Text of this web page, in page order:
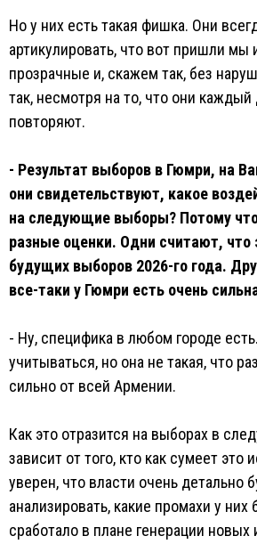
Но у них есть такая фишка. Они
артикулировать, что вот пришли
прозрачные и, скажем так, без
так, несмотря на то, что они каждый
повторяют.
- Результат выборов в Гюмри, на
они свидетельствуют, какое
на следующие выборы? Потому
разные оценки. Одни считают, что
будущих выборов 2026-го года.
все-таки у Гюмри есть очень
- Ну, специфика в любом городе
учитываться, но она не такая, что
сильно от всей Армении.
Как это отразится на выборах в
зависит от того, кто как сумеет это
уверен, что власти очень детально
анализировать, какие промахи у них
сработало в плане генерации новых